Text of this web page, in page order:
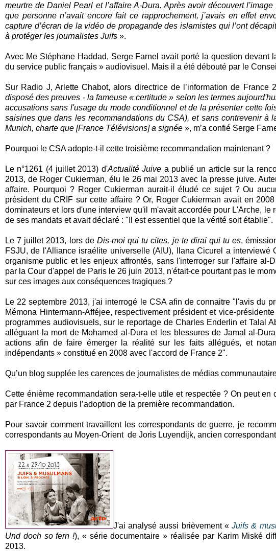
meurtre de Daniel Pearl et l’affaire A-Dura. Après avoir découvert
que personne n’avait encore fait ce rapprochement, j’avais en effet
capture d’écran de la vidéo de propagande des islamistes qui l’ont
à protéger les journalistes Juifs ».
Avec Me Stéphane Haddad, Serge Farnel avait porté la question
du service public français » audiovisuel. Mais il a été débouté par le
Sur Radio J, Arlette Chabot, alors directrice de l’information de
disposé des preuves - la fameuse « certitude » selon les termes
accusations sans l'usage du mode conditionnel et de la présenter cette
saisines que dans les recommandations du CSA), et sans contrevenir
Munich, charte que [France Télévisions] a signée », m’a confié Serge
Pourquoi le CSA adopte-t-il cette troisième recommandation maintenant ?
Le n°1261 (4 juillet 2013) d'Actualité Juive a publié un article sur la
2013, de Roger Cukierman, élu le 26 mai 2013 avec la presse juive.
affaire. Pourquoi ? Roger Cukierman aurait-il éludé ce sujet ? Ou
président du CRIF sur cette affaire ? Or, Roger Cukierman avait en
dominateurs et lors d'une interview qu'il m'avait accordée pour L'Arche,
de ses mandats et avait déclaré : "Il est essentiel que la vérité soit établie".
Le 7 juillet 2013, lors de Dis-moi qui tu cites, je te dirai qui tu es,
FSJU, de l'Alliance israélite universelle (AIU), Ilana Cicurel a
organisme public et les enjeux affrontés, sans l'interroger sur l'affaire al-
par la Cour d'appel de Paris le 26 juin 2013, n'était-ce pourtant pas le
sur ces images aux conséquences tragiques ?
Le 22 septembre 2013, j'ai interrogé le CSA afin de connaitre "l'avis du
Mémona Hintermann-Afféjee, respectivement président et vice-
programmes audiovisuels, sur le reportage de Charles Enderlin et Talal
alléguant la mort de Mohamed al-Dura et les blessures de Jamal al-
actions afin de faire émerger la réalité sur les faits allégués, et
indépendants » constitué en 2008 avec l'accord de France 2".
Qu’un blog supplée les carences de journalistes de médias
Cette énième recommandation sera-t-elle utile et respectée ? On peut
par France 2 depuis l’adoption de la première recommandation.
Pour savoir comment travaillent les correspondants de guerre, je
correspondants au Moyen-Orient de Joris Luyendijk, ancien
J'ai analysé aussi brièvement «Juifs &
Und doch so fern !), « série documentaire » réalisée par Karim Miské
2013.